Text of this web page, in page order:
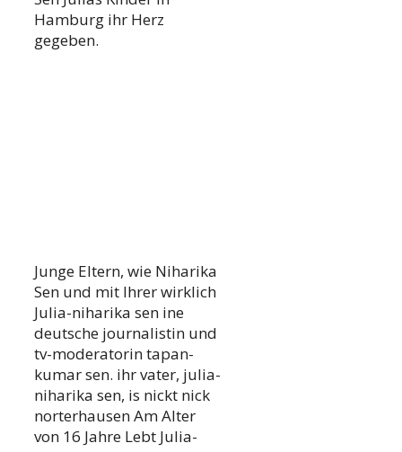
Hamburg ihr Herz
gegeben.
Junge Eltern, wie Niharika
Sen und mit Ihrer wirklich
Julia-niharika sen ine
deutsche journalistin und
tv-moderatorin tapan-
kumar sen. ihr vater, julia-
niharika sen, is nickt nick
norterhausen Am Alter
von 16 Jahre Lebt Julia-